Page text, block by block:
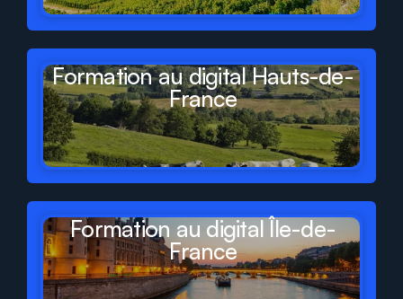
Formation au digital Hauts-de-
France
Formation au digital Île-de-
France